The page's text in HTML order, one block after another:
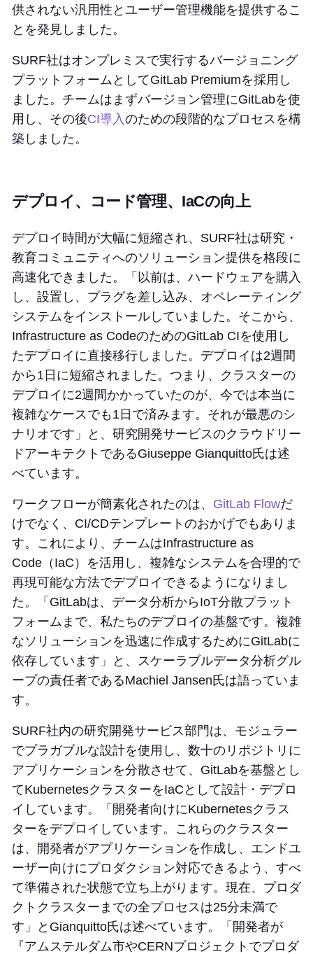
供されない汎用性とユーザー管理機能を提供するこ
とを発見しました。
SURF社はオンプレミスで実行するバージョニング
プラットフォームとしてGitLab Premiumを採用し
ました。チームはまずバージョン管理にGitLabを使
用し、その後CI導入のための段階的なプロセスを構
築しました。
デプロイ、コード管理、IaCの向上
デプロイ時間が大幅に短縮され、SURF社は研究・
教育コミュニティへのソリューション提供を格段に
高速化できました。「以前は、ハードウェアを購入
し、設置し、プラグを差し込み、オペレーティング
システムをインストールしていました。そこから、
Infrastructure as CodeのためのGitLab CIを使用し
たデプロイに直接移行しました。デプロイは2週間
から1日に短縮されました。つまり、クラスターの
デプロイに2週間かかっていたのが、今では本当に
複雑なケースでも1日で済みます。それが最悪のシ
ナリオです」と、研究開発サービスのクラウドリー
ドアーキテクトであるGiuseppe Gianquitto氏は述
べています。
ワークフローが簡素化されたのは、 GitLab Flowだ
けでなく、CI/CDテンプレートのおかげでもありま
す。これにより、チームはInfrastructure as
Code（IaC）を活用し、複雑なシステムを合理的で
再現可能な方法でデプロイできるようになりまし
た。「GitLabは、データ分析からIoT分散プラット
フォームまで、私たちのデプロイの基盤です。複雑
なソリューションを迅速に作成するためにGitLabに
依存しています」と、スケーラブルデータ分析グル
ープの責任者であるMachiel Jansen氏は語っていま
す。
SURF社内の研究開発サービス部門は、モジュラー
でプラガブルな設計を使用し、数十のリポジトリに
アプリケーションを分散させて、GitLabを基盤とし
てKubernetesクラスターをIaCとして設計・デプロ
イしています。「開発者向けにKubernetesクラス
ターをデプロイしています。これらのクラスター
は、開発者がアプリケーションを作成し、エンドユ
ーザー向けにプロダクション対応できるよう、すべ
て準備された状態で立ち上がります。現在、プロダ
クトクラスターまでの全プロセスは25分未満で
す」とGianquitto氏は述べています。「開発者が
『アムステルダム市やCERNプロジェクトでプロダ